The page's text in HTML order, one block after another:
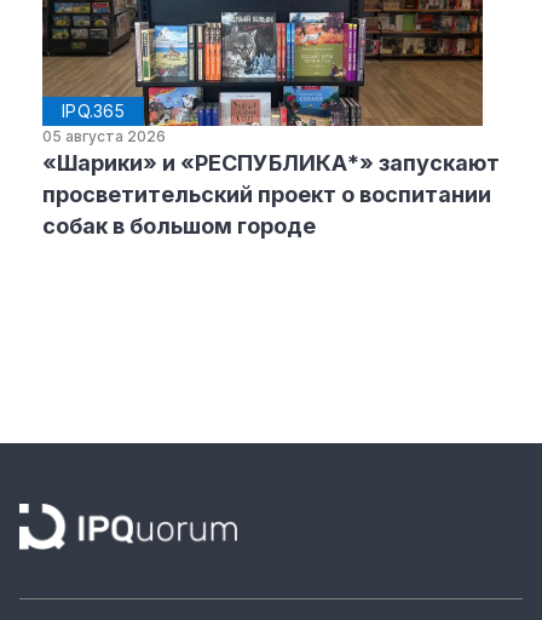
IPQ.365
05 августа 2026
«Шарики» и «РЕСПУБЛИКА*» запускают
просветительский проект о воспитании
собак в большом городе